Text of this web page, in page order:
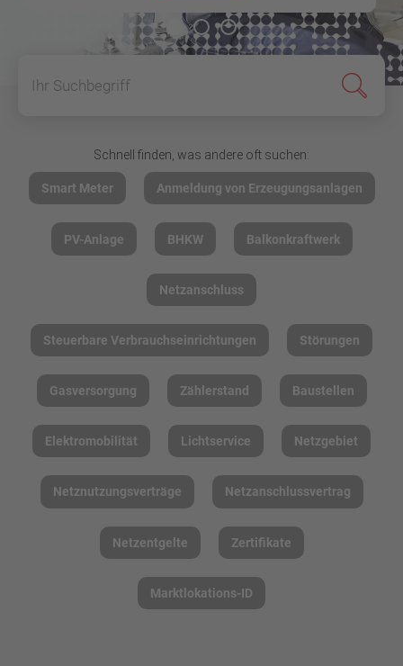
Suchen
Schnell finden, was andere oft suchen:
Smart Meter Anmeldung von Erzeugungsanlagen
PV-Anlage BHKW Balkonkraftwerk
Netzanschluss
Steuerbare Verbrauchseinrichtungen Störungen
Gasversorgung Zählerstand Baustellen
Elektromobilität Lichtservice Netzgebiet
Netznutzungsverträge Netzanschlussvertrag
Netzentgelte Zertifikate
Marktlokations-ID